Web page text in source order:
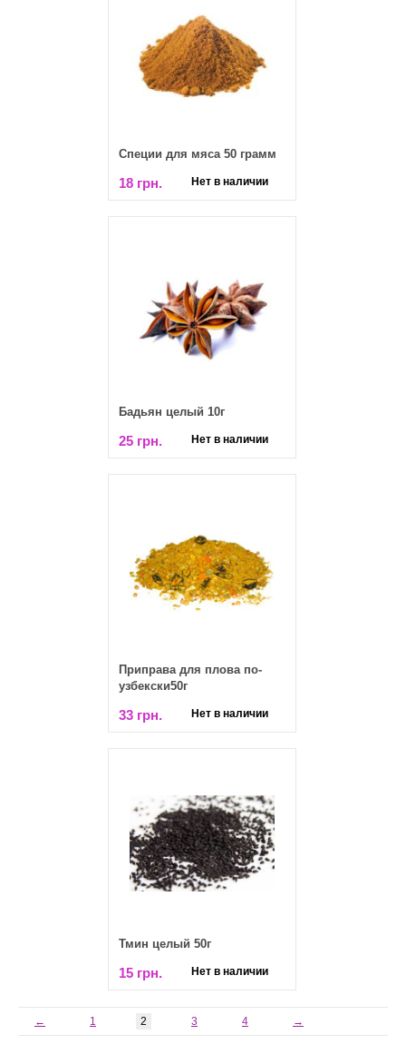
Специи для мяса 50 грамм
18 грн. Нет в наличии
Бадьян целый 10г
25 грн. Нет в наличии
Приправа для плова по-
узбекски50г
33 грн. Нет в наличии
Тмин целый 50г
15 грн. Нет в наличии
← 1 2 3 4 →